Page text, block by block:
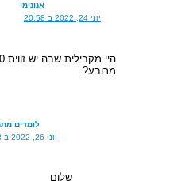
אנונימי
יוני 24, 2022 ב 20:58
מרובע?
לומדים
יוני 26, 2022 ב 08:23
שלום